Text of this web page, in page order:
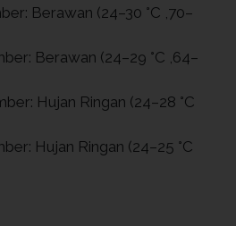
Berawan (24–30 °C ,70–
Berawan (24–29 °C ,64–
Hujan Ringan (24–28 °C
Hujan Ringan (24–25 °C